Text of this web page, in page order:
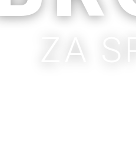
ZA